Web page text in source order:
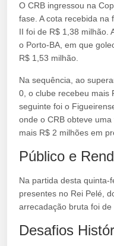
O CRB ingressou na
fase. A cota recebida na
II foi de R$ 1,38 milhão.
o Porto-BA, em que
R$ 1,53 milhão.
Na sequência, ao
0, o clube recebeu mais
seguinte foi o
onde o CRB obteve
mais R$ 2 milhões em
Público e
Na partida desta quinta-
presentes no Rei Pelé,
arrecadação bruta foi de
Desafios